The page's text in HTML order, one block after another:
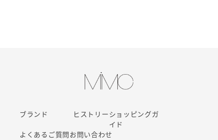
ブランド ヒストリーショッピングガ
イド
よくあるご質問お問い合わせ